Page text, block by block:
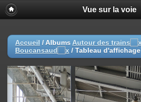
Vue sur la voie
Accueil / Albums Autour des trains
Boucansaud
/ Tableau d'affichage